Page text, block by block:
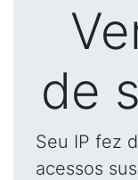
de
Seu IP fez
acessos